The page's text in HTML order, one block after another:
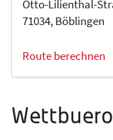
Otto-Lilienthal-
71034, Böblingen
Route berechnen